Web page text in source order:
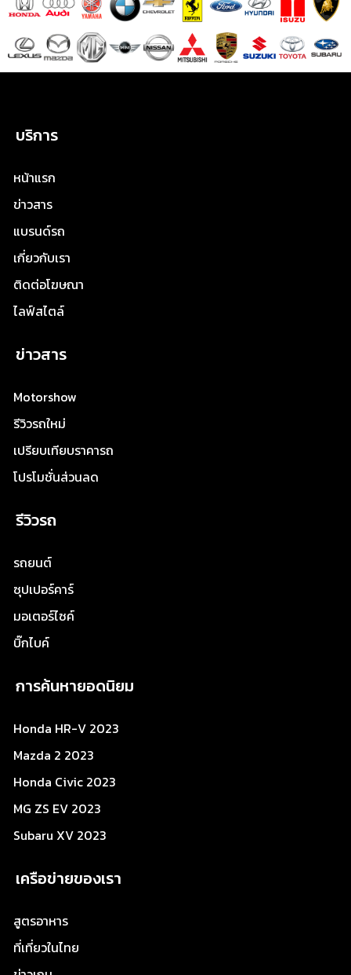
บริการ
หน้าแรก
ข่าวสาร
แบรนด์รถ
เกี่ยวกับเรา
ติดต่อโฆษณา
ไลฟ์สไตล์
ข่าวสาร
Motorshow
รีวิวรถใหม่
เปรียบเทียบราคารถ
โปรโมชั่นส่วนลด
รีวิวรถ
รถยนต์
ซุปเปอร์คาร์
มอเตอร์ไซค์
บิ๊กไบค์
การค้นหายอดนิยม
Honda HR-V 2023
Mazda 2 2023
Honda Civic 2023
MG ZS EV 2023
Subaru XV 2023
เครือข่ายของเรา
สูตรอาหาร
ที่เที่ยวในไทย